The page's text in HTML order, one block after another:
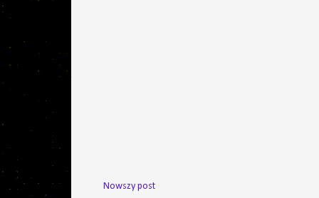
Nowszy post